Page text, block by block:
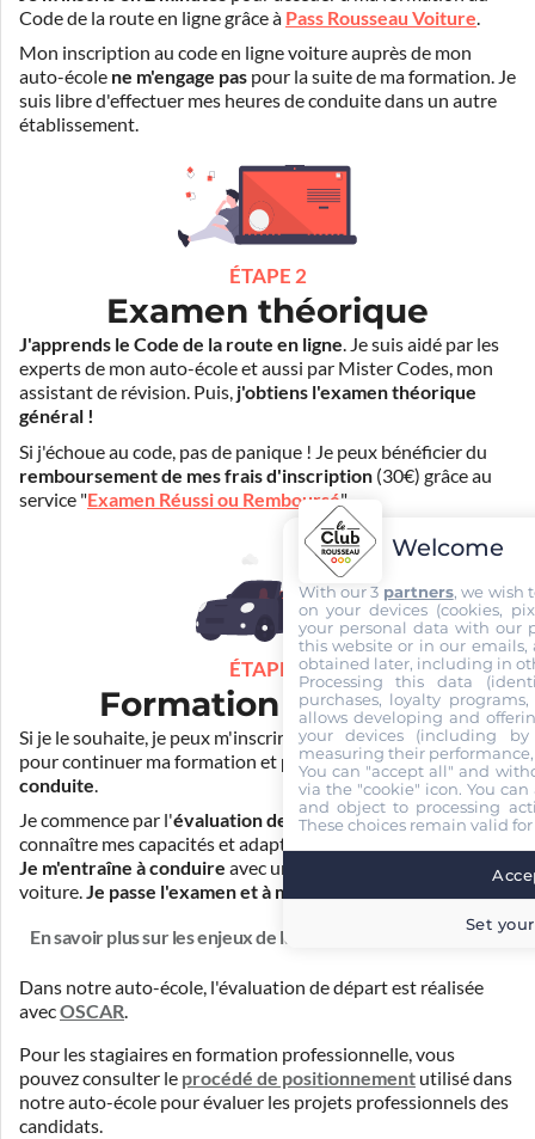
Code de la route en ligne grâce à Pass Rousseau Voiture.
Mon inscription au code en ligne voiture auprès de mon
auto-école ne m'engage pas pour la suite de ma formation. Je
suis libre d'effectuer mes heures de conduite dans un autre
établissement.
ÉTAPE 2
Examen théorique
J'apprends le Code de la route en ligne. Je suis aidé par les
experts de mon auto-école et aussi par Mister Codes, mon
assistant de révision. Puis, j'obtiens l'examen théorique
général !
Si j'échoue au code, pas de panique ! Je peux bénéficier du
remboursement de mes frais d'inscription (30€) grâce au
service "Examen Réussi ou Remboursé".
ÉTAPE 3
Formation pratique
Si je le souhaite, je peux m'inscrire auprès de mon auto-école
pour continuer ma formation et prendre des cours de
conduite.
Je commence par l'évaluation de départpour mieux
connaître mes capacités et adapter la durée de ma formation.
Je m'entraîne à conduire avec un simulateur et/ou en
voiture.Je passe l'examen et à moi la liberté !
En savoir plus sur les enjeux de la formation
Dans notre auto-école, l'évaluation de départ est réalisée
avecOSCAR.
Pour les stagiaires en formation professionnelle, vous
pouvez consulter le procédé de positionnement utilisé dans
notre auto-école pour évaluer les projets professionnels des
candidats.
Welcome
With our 3 partners, we wish
on your devices (cookies,
your personal data with our
this website or in our emails,
obtained later, including in
Processing this data
purchases, loyalty
allows developing and
your devices (including
measuring their
You can "accept all" and
via the "cookie" icon. You
and object to processing
These choices remain valid
Set